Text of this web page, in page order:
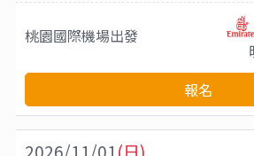
桃園國際機場出發
報名